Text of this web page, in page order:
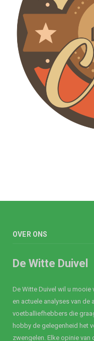
OVER ONS
De Witte Duivel
De Witte Duivel wil u mooie
en actuele analyses van
voetballiefhebbers die
hobby de gelegenheid het
zwengelen. Elke opinie